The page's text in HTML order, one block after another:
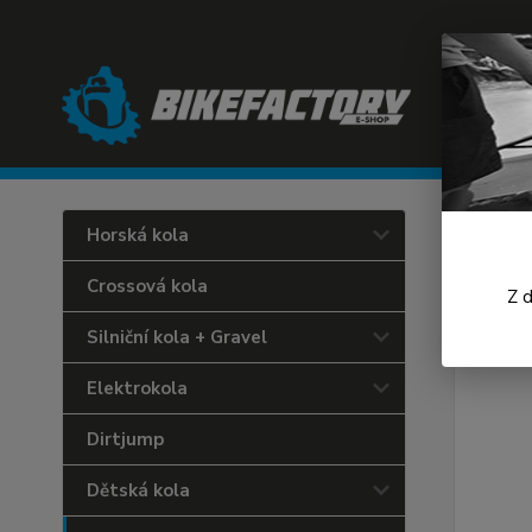
Horská kola
Crossová kola
Silniční kola + Gravel
Elektrokola
Dirtjump
Dětská kola
Z